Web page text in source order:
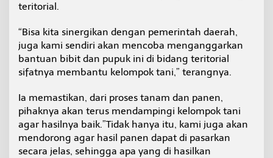
teritorial.
“Bisa kita sinergikan dengan pemerintah daerah,
juga kami sendiri akan mencoba menganggarkan
bantuan bibit dan pupuk ini di bidang teritorial
sifatnya membantu kelompok tani,” terangnya.
Ia memastikan, dari proses tanam dan panen,
pihaknya akan terus mendampingi kelompok tani
agar hasilnya baik.”Tidak hanya itu, kami juga akan
mendorong agar hasil panen dapat di pasarkan
secara jelas, sehingga apa yang di hasilkan